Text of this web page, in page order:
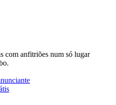
com anfitriões num só lugar